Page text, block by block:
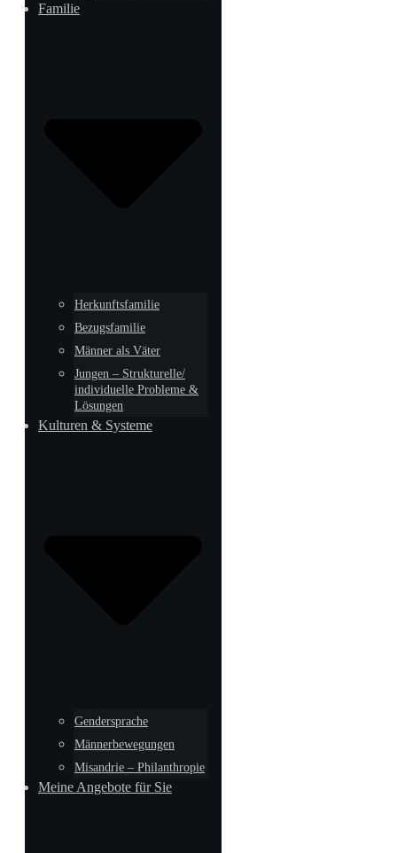
Familie
Herkunftsfamilie
Bezugsfamilie
Männer als Väter
Jungen – Strukturelle/
individuelle Probleme &
Lösungen
Kulturen & Systeme
Gendersprache
Männerbewegungen
Misandrie – Philanthropie
Meine Angebote für Sie